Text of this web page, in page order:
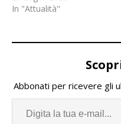
In "Attualità"
Abbonati per ricevere gli